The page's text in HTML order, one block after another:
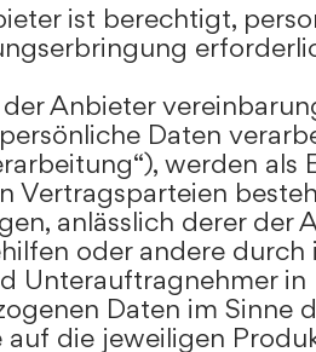
ist berechtigt,
Anbieter
Daten
werden als
Vertragsparteien
anlässlich derer der
oder andere
Unterauftragnehmer
Daten im Sinne
auf die jeweiligen